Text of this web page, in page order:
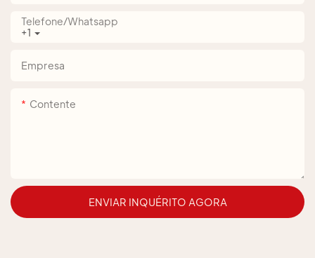
+1
Telefone/whatsapp
Empresa
Contente
ENVIAR INQUÉRITO AGORA